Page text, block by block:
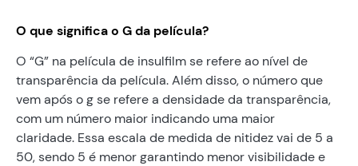
O que significa o G da película?
O “G” na película de insulfilm se refere ao nível de
transparência da película. Além disso, o número que
vem após o g se refere a densidade da transparência,
com um número maior indicando uma maior
claridade. Essa escala de medida de nitidez vai de 5 a
50, sendo 5 é menor garantindo menor visibilidade e